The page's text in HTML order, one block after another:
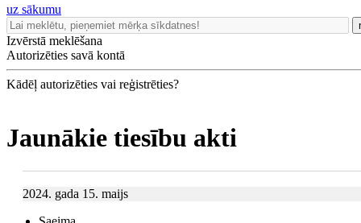
uz sākumu
Izvērstā meklēšana
Autorizēties savā kontā
Kādēļ autorizēties vai reģistrēties?
Jaunākie tiesību akti
2024. gada 15. maijs